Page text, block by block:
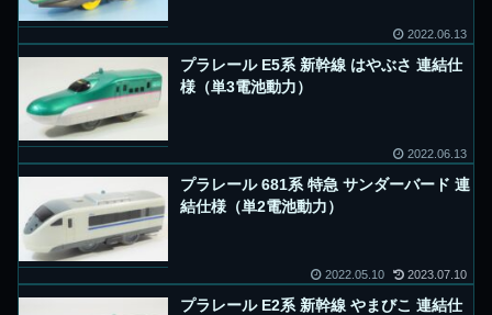
2022.06.13
プラレール E5系 新幹線 はやぶさ 連結仕
様（単3電池動力）
2022.06.13
プラレール 681系 特急 サンダーバード 連
結仕様（単2電池動力）
2022.05.10 2023.07.10
プラレール E2系 新幹線 やまびこ 連結仕